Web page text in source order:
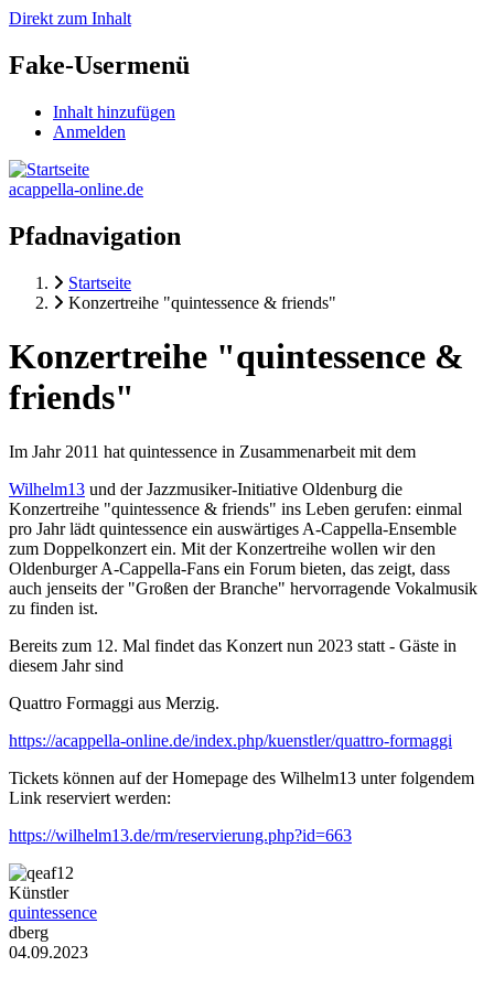
Direkt zum Inhalt
Fake-Usermenü
Inhalt hinzufügen
Anmelden
acappella-online.de
Pfadnavigation
Startseite
Konzertreihe "quintessence & friends"
Konzertreihe "quintessence &
friends"
Im Jahr 2011 hat quintessence in Zusammenarbeit mit dem
Wilhelm13 und der Jazzmusiker-Initiative Oldenburg die
Konzertreihe "quintessence & friends" ins Leben gerufen: einmal
pro Jahr lädt quintessence ein auswärtiges A-Cappella-Ensemble
zum Doppelkonzert ein. Mit der Konzertreihe wollen wir den
Oldenburger A-Cappella-Fans ein Forum bieten, das zeigt, dass
auch jenseits der "Großen der Branche" hervorragende Vokalmusik
zu finden ist.
Bereits zum 12. Mal findet das Konzert nun 2023 statt - Gäste in
diesem Jahr sind
Quattro Formaggi aus Merzig.
https://acappella-online.de/index.php/kuenstler/quattro-formaggi
Tickets können auf der Homepage des Wilhelm13 unter folgendem
Link reserviert werden:
https://wilhelm13.de/rm/reservierung.php?id=663
Künstler
quintessence
dberg
04.09.2023